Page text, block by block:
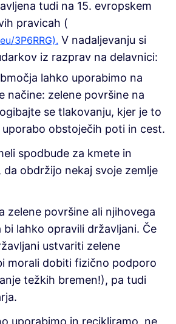
tudi na 15. evropskem
pravicah (
3P6RRG). (Zunanja povezava)
(Zunanja povezava)
V nadaljevanju si
iz razprav na delavnici:
lahko uporabimo na
načine: zelene površine na
se tlakovanju, kjer je to
obstoječih poti in cest.
spodbude za kmete in
da obdržijo nekaj svoje zemlje
zelene površine ali njihovega
bi lahko opravili državljani. Če
ustvariti zelene
morali dobiti fizično podporo
težkih bremen!), pa tudi
uporabimo in recikliramo, ne